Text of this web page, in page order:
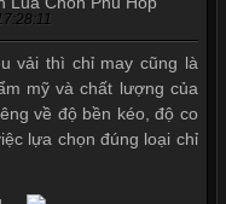
vải thì chỉ may cũng là
mỹ và chất lượng của
về độ bền kéo, độ co
lựa chọn đúng loại chỉ